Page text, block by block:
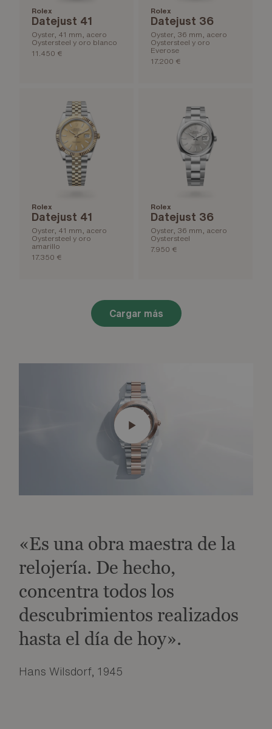
Rolex
Datejust 41
Oyster, 41 mm, acero
Oystersteel y oro blanco
11.450 €
Rolex
Datejust 36
Oyster, 36 mm, acero
Oystersteel y oro
Everose
17.200 €
Rolex
Datejust 41
Oyster, 41 mm, acero
Oystersteel y oro
amarillo
17.350 €
Rolex
Datejust 36
Oyster, 36 mm, acero
Oystersteel
7.950 €
Cargar más
«Es una obra maestra de la
relojería. De hecho,
concentra todos los
descubrimientos realizados
hasta el día de hoy».
Hans Wilsdorf, 1945